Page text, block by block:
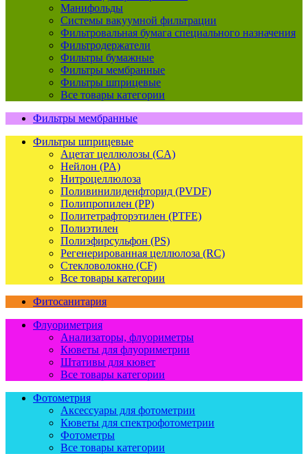
Манифольды
Системы вакуумной фильтрации
Фильтровальная бумага специального назначения
Фильтродержатели
Фильтры бумажные
Фильтры мембранные
Фильтры шприцевые
Все товары категории
Фильтры мембранные
Фильтры шприцевые
Ацетат целлюлозы (CA)
Нейлон (PA)
Нитроцеллюлоза
Поливинилиденфторид (PVDF)
Полипропилен (PP)
Политетрафторэтилен (PTFE)
Полиэтилен
Полиэфирсульфон (PS)
Регенерированная целлюлоза (RC)
Стекловолокно (CF)
Все товары категории
Фитосанитария
Флуориметрия
Анализаторы, флуориметры
Кюветы для флуориметрии
Штативы для кювет
Все товары категории
Фотометрия
Аксессуары для фотометрии
Кюветы для спектрофотометрии
Фотометры
Все товары категории